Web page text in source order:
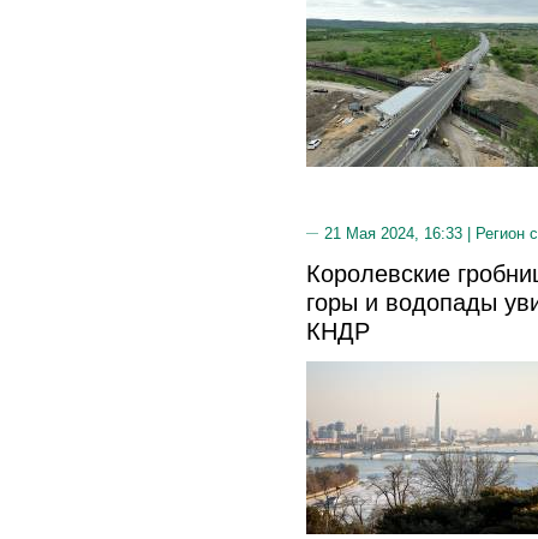
21 Мая 2024, 16:33 | Регион
Королевские
горы и водопады
КНДР